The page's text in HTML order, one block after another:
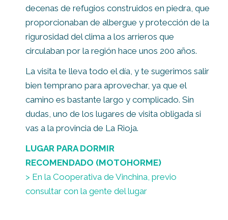
decenas de refugios construidos en piedra, que
proporcionaban de albergue y protección de la
rigurosidad del clima a los arrieros que
circulaban por la región hace unos 200 años.
La visita te lleva todo el día, y te sugerimos salir
bien temprano para aprovechar, ya que el
camino es bastante largo y complicado. Sin
dudas, uno de los lugares de visita obligada si
vas a la provincia de La Rioja.
LUGAR PARA DORMIR
RECOMENDADO (MOTOHORME)
> En la Cooperativa de Vinchina, previo
consultar con la gente del lugar